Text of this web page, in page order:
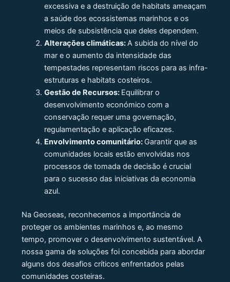
excessiva e a destruição de habitats ameaçam
a saúde dos ecossistemas marinhos e os
meios de subsistência que deles dependem.
Alterações climáticas:A subida do nível do
mar e o aumento da intensidade das
tempestades representam riscos para as infra-
estruturas e habitats costeiros.
Gestão de Recursos: Equilibrar o
desenvolvimento económico com a
conservação requer uma governação,
regulamentação e aplicação eficazes.
Envolvimento comunitário: Garantir que as
comunidades locais estão envolvidas nos
processos de tomada de decisão é crucial
para o sucesso das iniciativas da economia
azul.
Na Geoseas, reconhecemos a importância de
proteger os ambientes marinhos e, ao mesmo
tempo, promover o desenvolvimento sustentável. A
nossa gama de soluções foi concebida para abordar
alguns dos desafios críticos enfrentados pelas
comunidades costeiras.